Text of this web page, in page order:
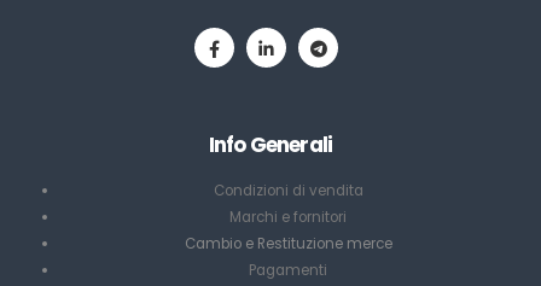
Info Generali
Condizioni di vendita
Marchi e fornitori
Cambio e Restituzione merce
Pagamenti